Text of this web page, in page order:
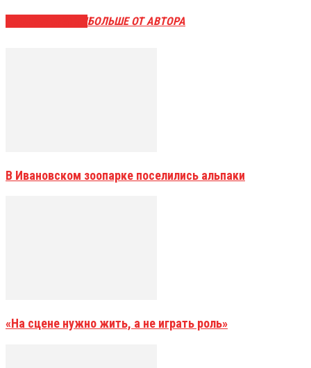
БОЛЬШЕ ОТ АВТОРА
В Ивановском зоопарке поселились альпаки
«На сцене нужно жить, а не играть роль»